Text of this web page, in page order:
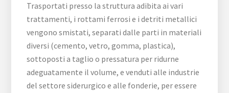
Trasportati presso la struttura adibita ai vari
trattamenti, i rottami ferrosi e i detriti metallici
vengono smistati, separati dalle parti in materiali
diversi (cemento, vetro, gomma, plastica),
sottoposti a taglio o pressatura per ridurne
adeguatamente il volume, e venduti alle industrie
del settore siderurgico e alle fonderie, per essere